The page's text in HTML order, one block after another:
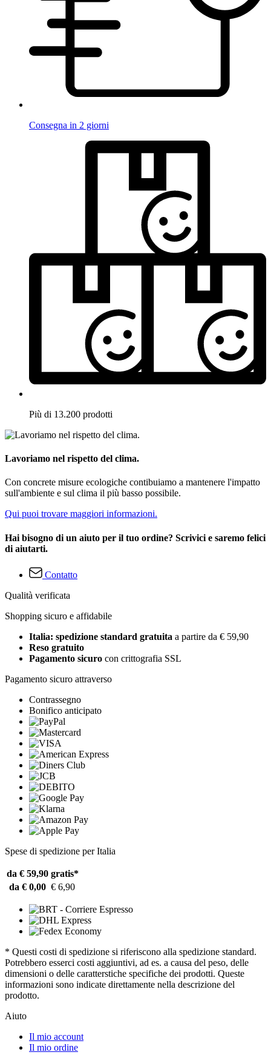
Consegna in 2 giorni
Più di 13.200 prodotti
Lavoriamo nel rispetto del clima.
Con concrete misure ecologiche contibuiamo a mantenere l'impatto
sull'ambiente e sul clima il più basso possibile.
Qui puoi trovare maggiori informazioni.
Hai bisogno di un aiuto per il tuo ordine? Scrivici e saremo felici
di aiutarti.
Contatto
Qualità verificata
Shopping sicuro e affidabile
Italia: spedizione standard gratuita a partire da € 59,90
Reso gratuito
Pagamento sicuro con crittografia SSL
Pagamento sicuro attraverso
Contrassegno
Bonifico anticipato
Spese di spedizione per Italia
da € 59,90 gratis*
da € 0,00 € 6,90
* Questi costi di spedizione si riferiscono alla spedizione standard.
Potrebbero esserci costi aggiuntivi, ad es. a causa del peso, delle
dimensioni o delle caratterstiche specifiche dei prodotti. Queste
informazioni sono indicate direttamente nella descrizione del
prodotto.
Aiuto
Il mio account
Il mio ordine